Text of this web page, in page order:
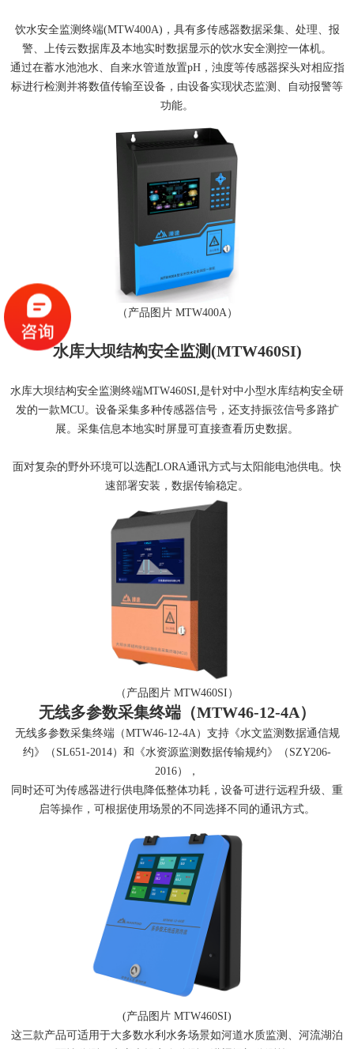
饮水安全监测终端(MTW400A)，具有多传感器数据采集、处理、报
警、上传云数据库及本地实时数据显示的饮水安全测控一体机。
通过在蓄水池池水、自来水管道放置pH，浊度等传感器探头对相应指
标进行检测并将数值传输至设备，由设备实现状态监测、自动报警等
功能。
（产品图片 MTW400A）
水库大坝结构安全监测(MTW460SI)
水库大坝结构安全监测终端MTW460SI,是针对中小型水库结构安全研
发的一款MCU。设备采集多种传感器信号，还支持振弦信号多路扩
展。采集信息本地实时屏显可直接查看历史数据。
面对复杂的野外环境可以选配LORA通讯方式与太阳能电池供电。快
速部署安装，数据传输稳定。
（产品图片 MTW460SI）
无线多参数采集终端（MTW46-12-4A）
无线多参数采集终端（MTW46-12-4A）支持《水文监测数据通信规
约》（SL651-2014）和《水资源监测数据传输规约》（SZY206-
2016），
同时还可为传感器进行供电降低整体功耗，设备可进行远程升级、重
启等操作，可根据使用场景的不同选择不同的通讯方式。
(产品图片 MTW460SI)
这三款产品可适用于大多数水利水务场景如河道水质监测、河流湖泊